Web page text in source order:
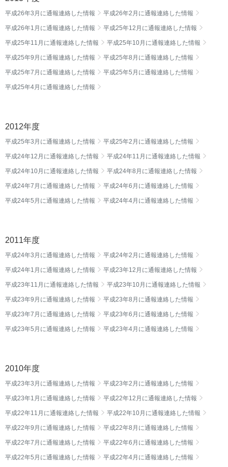
平成26年3月に通報連絡した情報 平成26年2月に通報連絡した情報
平成26年1月に通報連絡した情報 平成25年12月に通報連絡した情報
平成25年11月に通報連絡した情報 平成25年10月に通報連絡した情報
平成25年9月に通報連絡した情報 平成25年8月に通報連絡した情報
平成25年7月に通報連絡した情報 平成25年5月に通報連絡した情報
平成25年4月に通報連絡した情報
2012年度
平成25年3月に通報連絡した情報 平成25年2月に通報連絡した情報
平成24年12月に通報連絡した情報 平成24年11月に通報連絡した情報
平成24年10月に通報連絡した情報 平成24年8月に通報連絡した情報
平成24年7月に通報連絡した情報 平成24年6月に通報連絡した情報
平成24年5月に通報連絡した情報 平成24年4月に通報連絡した情報
2011年度
平成24年3月に通報連絡した情報 平成24年2月に通報連絡した情報
平成24年1月に通報連絡した情報 平成23年12月に通報連絡した情報
平成23年11月に通報連絡した情報 平成23年10月に通報連絡した情報
平成23年9月に通報連絡した情報 平成23年8月に通報連絡した情報
平成23年7月に通報連絡した情報 平成23年6月に通報連絡した情報
平成23年5月に通報連絡した情報 平成23年4月に通報連絡した情報
2010年度
平成23年3月に通報連絡した情報 平成23年2月に通報連絡した情報
平成23年1月に通報連絡した情報 平成22年12月に通報連絡した情報
平成22年11月に通報連絡した情報 平成22年10月に通報連絡した情報
平成22年9月に通報連絡した情報 平成22年8月に通報連絡した情報
平成22年7月に通報連絡した情報 平成22年6月に通報連絡した情報
平成22年5月に通報連絡した情報 平成22年4月に通報連絡した情報